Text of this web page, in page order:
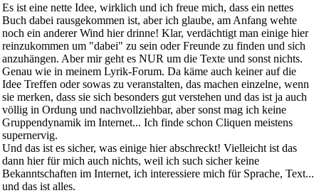
Es ist eine nette Idee, wirklich und ich freue mich, dass ein nettes
Buch dabei rausgekommen ist, aber ich glaube, am Anfang wehte
noch ein anderer Wind hier drinne! Klar, verdächtigt man einige hier
reinzukommen um "dabei" zu sein oder Freunde zu finden und sich
anzuhängen. Aber mir geht es NUR um die Texte und sonst nichts.
Genau wie in meinem Lyrik-Forum. Da käme auch keiner auf die
Idee Treffen oder sowas zu veranstalten, das machen einzelne, wenn
sie merken, dass sie sich besonders gut verstehen und das ist ja auch
völlig in Ordung und nachvollziehbar, aber sonst mag ich keine
Gruppendynamik im Internet... Ich finde schon Cliquen meistens
supernervig.
Und das ist es sicher, was einige hier abschreckt! Vielleicht ist das
dann hier für mich auch nichts, weil ich such sicher keine
Bekanntschaften im Internet, ich interessiere mich für Sprache, Text...
und das ist alles.